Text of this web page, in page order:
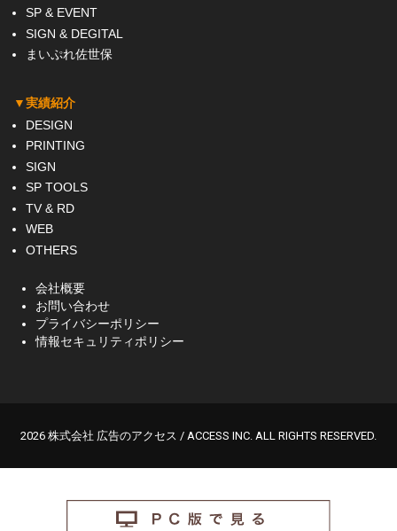
SP & EVENT
SIGN & DEGITAL
まいぷれ佐世保
▼実績紹介
DESIGN
PRINTING
SIGN
SP TOOLS
TV & RD
WEB
OTHERS
会社概要
お問い合わせ
プライバシーポリシー
情報セキュリティポリシー
2026 株式会社 広告のアクセス / ACCESS INC. ALL RIGHTS RESERVED.